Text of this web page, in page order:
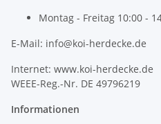
Montag - Freitag 10:00 -
E-Mail: info@koi-herdecke.de
Internet: www.koi-herdecke.de
WEEE-Reg.-Nr. DE 49796219
Informationen